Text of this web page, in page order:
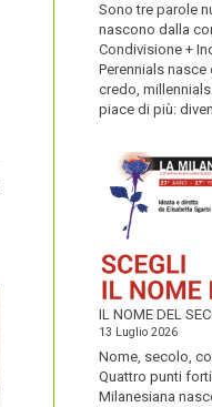
Sono tre parole
nascono dalla
Condivisione +
Perennials
credo,
piace di più:
IL NOME DEL
13 Luglio 2026
Nome, secolo,
Quattro punti
Milanesiana